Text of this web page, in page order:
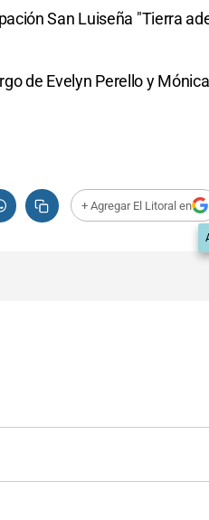
San Luiseña "Tierra
de Evelyn Perello y
+ Agregar El Litoral en